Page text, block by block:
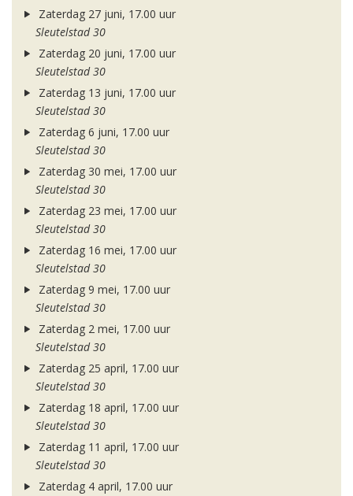
Zaterdag 27 juni, 17.00 uur
Sleutelstad 30
Zaterdag 20 juni, 17.00 uur
Sleutelstad 30
Zaterdag 13 juni, 17.00 uur
Sleutelstad 30
Zaterdag 6 juni, 17.00 uur
Sleutelstad 30
Zaterdag 30 mei, 17.00 uur
Sleutelstad 30
Zaterdag 23 mei, 17.00 uur
Sleutelstad 30
Zaterdag 16 mei, 17.00 uur
Sleutelstad 30
Zaterdag 9 mei, 17.00 uur
Sleutelstad 30
Zaterdag 2 mei, 17.00 uur
Sleutelstad 30
Zaterdag 25 april, 17.00 uur
Sleutelstad 30
Zaterdag 18 april, 17.00 uur
Sleutelstad 30
Zaterdag 11 april, 17.00 uur
Sleutelstad 30
Zaterdag 4 april, 17.00 uur